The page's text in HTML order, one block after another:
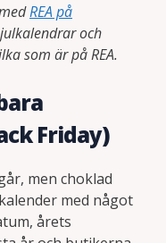
REA på
och
som är på REA.
Friday)
men choklad
med något
årets